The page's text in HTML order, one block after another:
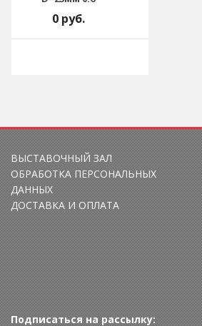
0 руб.
ВЫСТАВОЧНЫЙ ЗАЛ
ОБРАБОТКА ПЕРСОНАЛЬНЫХ
ДАННЫХ
ДОСТАВКА И ОПЛАТА
Подписаться на рассылку: